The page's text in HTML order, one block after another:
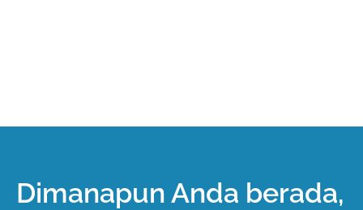
Dimanapun Anda berada,